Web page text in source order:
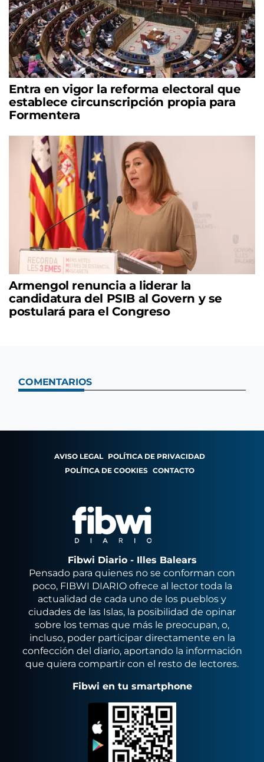
Entra en vigor la reforma electoral que
establece circunscripción propia para
Formentera
Armengol renuncia a liderar la
candidatura del PSIB al Govern y se
postulará para el Congreso
COMENTARIOS
AVISO LEGAL POLÍTICA DE PRIVACIDAD
POLÍTICA DE COOKIES CONTACTO
Fibwi Diario - Illes Balears
Pensado para quienes no se conforman con
poco, FIBWI DIARIO ofrece al lector toda la
actualidad de cada uno de los pueblos y
ciudades de las Islas, la posibilidad de opinar
sobre los temas que más le preocupan, o,
incluso, poder participar directamente en la
confección del diario, aportando la información
que quiera compartir con el resto de lectores.
Fibwi en tu smartphone